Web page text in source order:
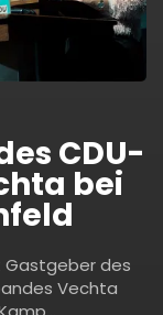
CDU-
bei
Gastgeber des
Vechta